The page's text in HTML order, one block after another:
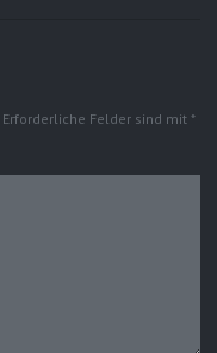
Erforderliche Felder sind mit *